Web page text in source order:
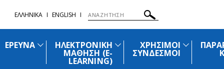
ΕΛΛΗΝΙΚΑ ENGLISH
ΕΡΕΥΝΑ ΗΛΕΚΤΡΟΝΙΚΗ
ΜΑΘΗΣΗ (E-
LEARNING)
ΧΡΗΣΙΜΟΙ
ΣΥΝΔΕΣΜΟΙ